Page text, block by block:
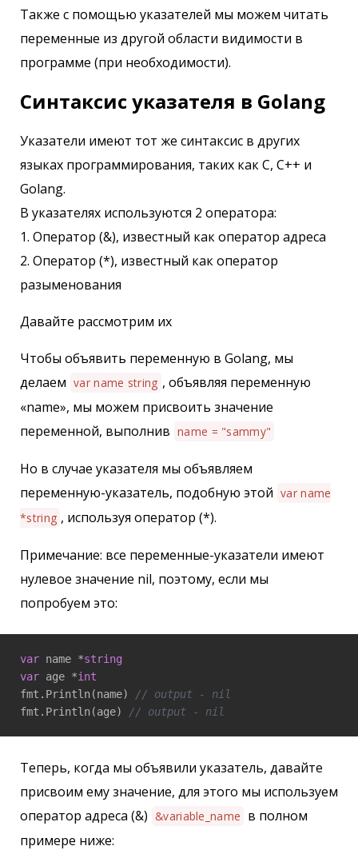
Также с помощью указателей мы можем читать
переменные из другой области видимости в
программе (при необходимости).
Синтаксис указателя в Golang
Указатели имеют тот же синтаксис в других
языках программирования, таких как C, C++ и
Golang.
В указателях используются 2 оператора:
1. Оператор (&), известный как оператор адреса
2. Оператор (*), известный как оператор
разыменования
Давайте рассмотрим их
Чтобы объявить переменную в Golang, мы
делаем var name string , объявляя переменную
«name», мы можем присвоить значение
переменной, выполнив name = "sammy"
Но в случае указателя мы объявляем
переменную-указатель, подобную этой var name
*string , используя оператор (*).
Примечание: все переменные-указатели имеют
нулевое значение nil, поэтому, если мы
попробуем это:
var name *string
var age *int
fmt.Println(name)
// output - nil
fmt.Println(age)
// output - nil
Теперь, когда мы объявили указатель, давайте
присвоим ему значение, для этого мы используем
оператор адреса (&) &variable_name в полном
примере ниже: